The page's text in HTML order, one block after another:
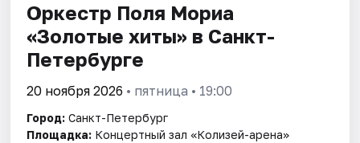
Оркестр Поля Мориа
«Золотые хиты» в Санкт-
Петербурге
20 ноября 2026 • пятница • 19:00
Город: Санкт-Петербург
Площадка: Концертный зал «Колизей-арена»